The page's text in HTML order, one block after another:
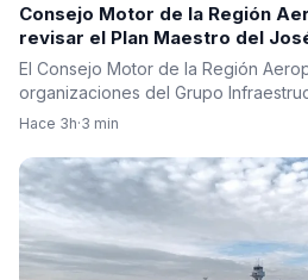
Consejo Motor de la Región
revisar el Plan Maestro del
reclamó una visión integral
aérea del país
El Consejo Motor de la Región
organizaciones del Grupo
Hace 3h·3 min